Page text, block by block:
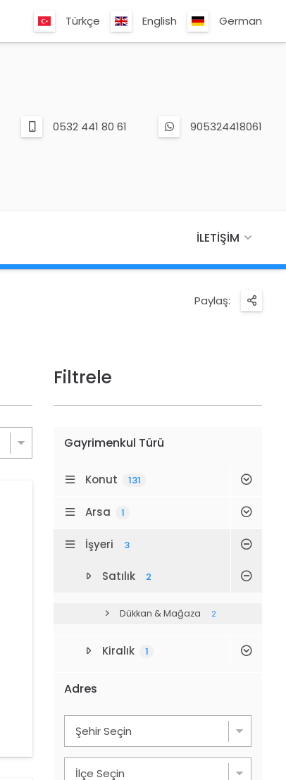
Türkçe English German
0532 441 80 61 905324418061
İLETIŞIM
Paylaş:
Filtrele
Gayrimenkul Türü
Konut 131
Arsa 1
İşyeri 3
Satılık 2
Dükkan & Mağaza 2
Kiralık 1
Adres